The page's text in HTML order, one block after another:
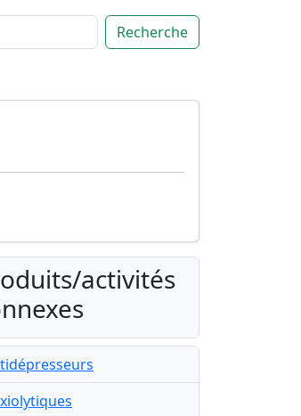
Recherche
activités